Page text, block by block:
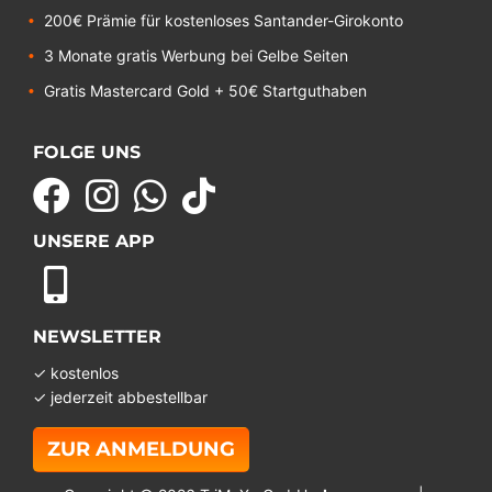
200€ Prämie für kostenloses Santander-Girokonto
3 Monate gratis Werbung bei Gelbe Seiten
Gratis Mastercard Gold + 50€ Startguthaben
FOLGE UNS
UNSERE APP
NEWSLETTER
✓ kostenlos
✓ jederzeit abbestellbar
ZUR ANMELDUNG